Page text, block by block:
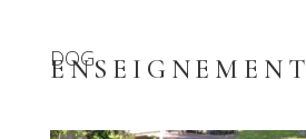
DOG
ENSEIGNEMENT